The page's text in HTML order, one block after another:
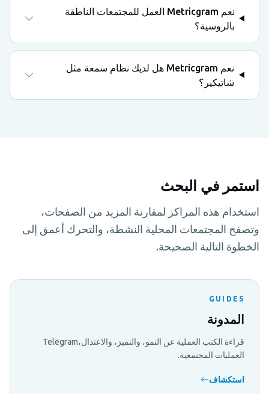
نعم Metricgram العمل للمجتمعات الناطقة
بالروسية؟
نعم Metricgram هل لديك نظام سمعة مثل
شاتيكير؟
استمر في البحث
استخدام هذه المراكز لمقارنة المزيد من الصفحات،
وتصفح المجتمعات المحلية النشطة، والتحرك أعمق إلى
الخطوة التالية الصحيحة.
GUIDES
المدونة
قراءة الكتب العملية عن النمو، والتميز، والاعتدال،Telegram
العمليات المجتمعية.
استكشاف